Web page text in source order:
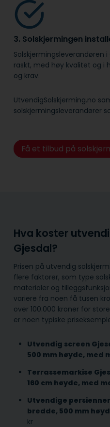
3. Solskjermingen
Solskjermingsleverandøren
raskt, med høy kvalitet og i
og krav.
UtvendigSolskjerming.no
solskjermingsleverandører
Få et tilbud på
Hva koster
Gjesdal?
Prisen på utvendig
flere faktorer, som type
materialer og
variere fra noen få tusen
over 100.000 kroner for
er noen typiske
Utvendig screen
500 mm høyde, med
Terrassemarkise
160 cm høyde, med
Utvendige
bredde, 500 mm
kr